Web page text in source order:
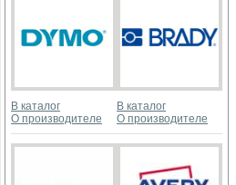
В каталог
О производителе
В каталог
О производителе